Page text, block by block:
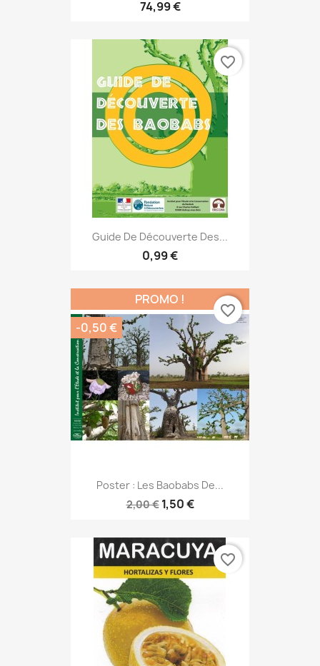
74,99 €
Guide De Découverte Des...
0,99 €
favorite_border
Poster : Les Baobabs De...
2,00 € 1,50 €
PROMO !
-0,50 €
favorite_border
favorite_border